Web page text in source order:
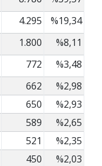
4.295
%19,34
1.800
%8,11
772
%3,48
662
%2,98
650
%2,93
589
%2,65
521
%2,35
450
%2,03